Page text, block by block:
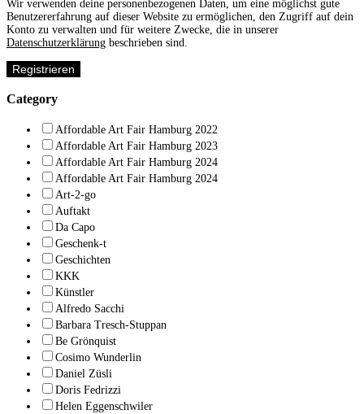
Wir verwenden deine personenbezogenen Daten, um eine möglichst gute
Benutzererfahrung auf dieser Website zu ermöglichen, den Zugriff auf dein
Konto zu verwalten und für weitere Zwecke, die in unserer
Datenschutzerklärung beschrieben sind.
Registrieren
Category
Affordable Art Fair Hamburg 2022
Affordable Art Fair Hamburg 2023
Affordable Art Fair Hamburg 2024
Affordable Art Fair Hamburg 2024
Art-2-go
Auftakt
Da Capo
Geschenk-t
Geschichten
KKK
Künstler
Alfredo Sacchi
Barbara Tresch-Stuppan
Be Grönquist
Cosimo Wunderlin
Daniel Züsli
Doris Fedrizzi
Helen Eggenschwiler